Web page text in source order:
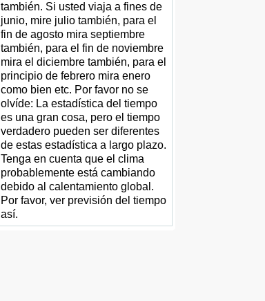
también. Si usted viaja a fines de
junio, mire julio también, para el
fin de agosto mira septiembre
también, para el fin de noviembre
mira el diciembre también, para el
principio de febrero mira enero
como bien etc. Por favor no se
olvíde: La estadística del tiempo
es una gran cosa, pero el tiempo
verdadero pueden ser diferentes
de estas estadística a largo plazo.
Tenga en cuenta que el clima
probablemente está cambiando
debido al calentamiento global.
Por favor, ver previsión del tiempo
así.